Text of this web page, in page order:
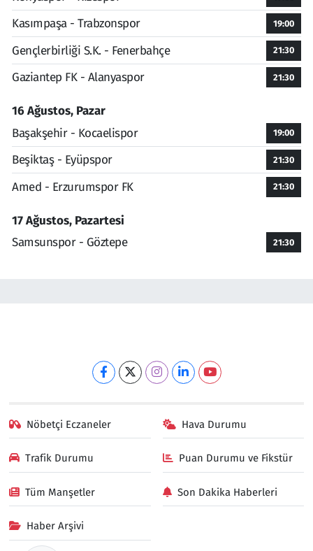
Kasımpaşa - Trabzonspor 19:00
Gençlerbirliği S.K. - Fenerbahçe 21:30
Gaziantep FK - Alanyaspor 21:30
16 Ağustos, Pazar
Başakşehir - Kocaelispor
19:00
Beşiktaş - Eyüpspor 21:30
Amed - Erzurumspor FK 21:30
17 Ağustos, Pazartesi
Samsunspor - Göztepe
21:30
Nöbetçi Eczaneler Hava Durumu
Trafik Durumu Puan Durumu ve Fikstür
Tüm Manşetler Son Dakika Haberleri
Haber Arşivi